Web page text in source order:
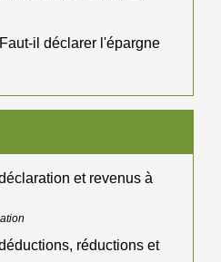
il déclarer l'épargne
et revenus à
réductions et